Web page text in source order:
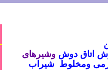
اتاق دوش وشیرهای
ومخلوط شیراب